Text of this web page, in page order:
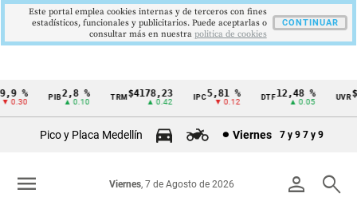
Cintillo
Colombia
% PIB2,8 %
▲ 0.10
TRM$4178,23
▲ 0.42
5,81 %
▼ 0.12
DTF12,48 %
▲ 0.05
UVR
Pico y Placa Medellín Viernes 7 y 9 7 y 9
person search
Viernes, 7 de Agosto de 2026
menu
Este portal emplea cookies internas y de terceros con fines
estadísticos, funcionales y publicitarios. Puede aceptarlas o
consultar más en nuestra politica de cookies
CONTINUAR